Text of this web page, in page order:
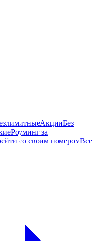
АкцииБез
Роуминг за
со своим номеромВсе